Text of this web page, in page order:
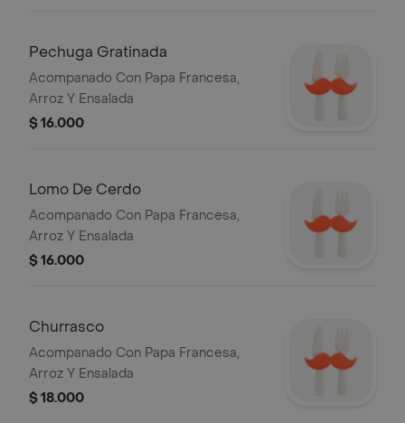
Pechuga Gratinada
Acompanado Con Papa Francesa,
Arroz Y Ensalada
$ 16.000
Lomo De Cerdo
Acompanado Con Papa Francesa,
Arroz Y Ensalada
$ 16.000
Churrasco
Acompanado Con Papa Francesa,
Arroz Y Ensalada
$ 18.000